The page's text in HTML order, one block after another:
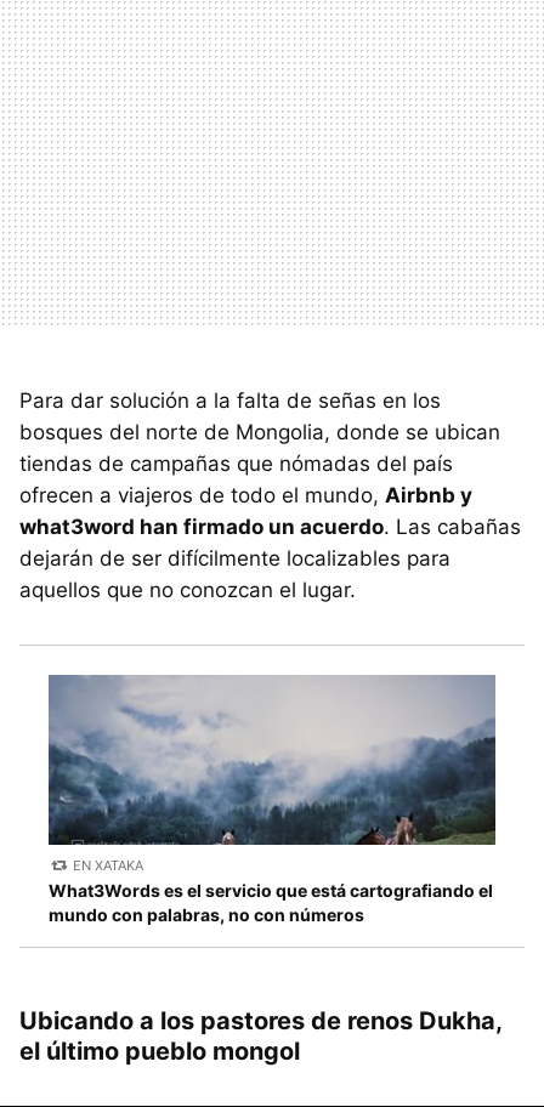
Para dar solución a la falta de señas en los
bosques del norte de Mongolia, donde se ubican
tiendas de campañas que nómadas del país
ofrecen a viajeros de todo el mundo, Airbnb y
what3word han firmado un acuerdo. Las cabañas
dejarán de ser difícilmente localizables para
aquellos que no conozcan el lugar.
EN XATAKA
What3Words es el servicio que está cartografiando el
mundo con palabras, no con números
Ubicando a los pastores de renos Dukha,
el último pueblo mongol